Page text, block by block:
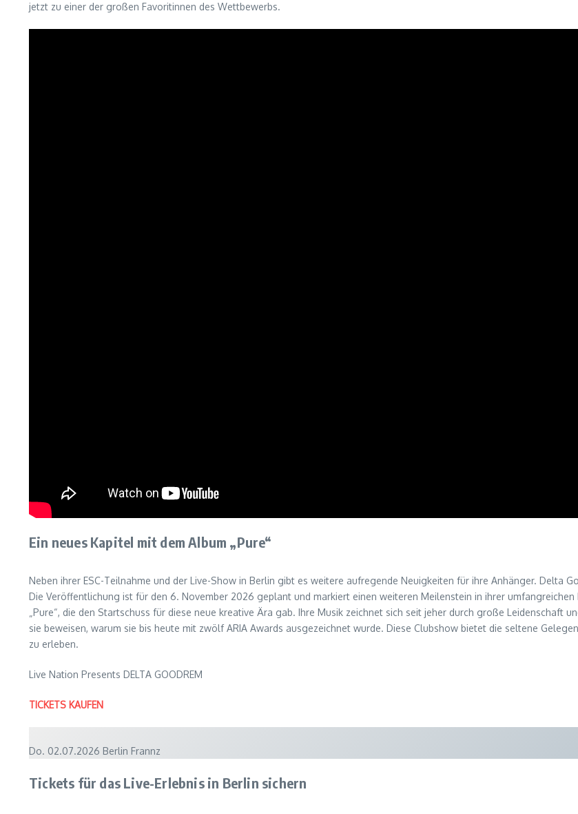
jetzt zu einer der großen Favoritinnen des Wettbewerbs.
Ein neues Kapitel mit dem Album „Pure“
Neben ihrer ESC-Teilnahme und der Live-Show in Berlin gibt es weitere aufregende Neuigkeiten für ihre Anhänger. Delta
Die Veröffentlichung ist für den 6. November 2026 geplant und markiert einen weiteren Meilenstein in ihrer
„Pure“, die den Startschuss für diese neue kreative Ära gab. Ihre Musik zeichnet sich seit jeher durch große Leidenschaft
sie beweisen, warum sie bis heute mit zwölf ARIA Awards ausgezeichnet wurde. Diese Clubshow bietet die seltene
zu erleben.
Live Nation Presents DELTA GOODREM
TICKETS KAUFEN
Do. 02.07.2026 Berlin Frannz
Tickets für das Live-Erlebnis in Berlin sichern